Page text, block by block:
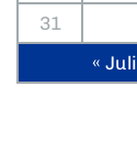
31
« Juli